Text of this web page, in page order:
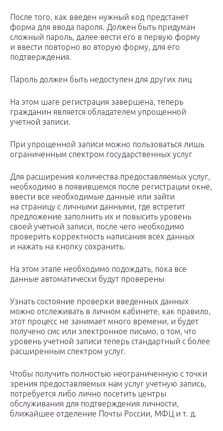
После того, как введен нужный код предстанет
форма для ввода пароля. Должен быть придуман
сложный пароль, далее вести его в первую форму
и ввести повторно во вторую форму, для его
подтверждения.
Пароль должен быть недоступен для других лиц
На этом шаге регистрация завершена, теперь
гражданин является обладателем упрощенной
учетной записи.
При упрощенной записи можно пользоваться лишь
ограниченным спектром государственных услуг
Для расширения количества предоставляемых услуг,
необходимо в появившемся после регистрации окне,
ввести все необходимые данные или зайти
на страницу с личными данными, где встретит
предложение заполнить их и повысить уровень
своей учетной записи, после чего необходимо
проверить корректность написания всех данных
и нажать на кнопку сохранить.
На этом этапе необходимо подождать, пока все
данные автоматически будут проверены
Узнать состояние проверки введенных данных
можно отслеживать в личном кабинете, как правило,
этот процесс не занимает много времени, и будет
получено смс или электронное письмо, о том, что
уровень учетной записи теперь стандартный с более
расширенным спектром услуг.
Чтобы получить полностью неограниченную с точки
зрения предоставляемых нам услуг учетную запись,
потребуется либо лично посетить центры
обслуживания для подтверждения личности,
ближайшее отделение Почты России, МФЦ и т. д.